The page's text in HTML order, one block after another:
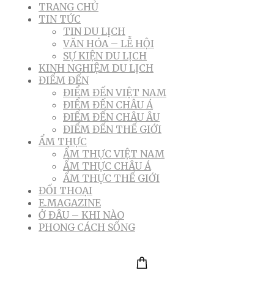
TRANG CHỦ
TIN TỨC
TIN DU LỊCH
VĂN HÓA – LỄ HỘI
SỰ KIỆN DU LỊCH
KINH NGHIỆM DU LỊCH
ĐIỂM ĐẾN
ĐIỂM ĐẾN VIỆT NAM
ĐIỂM ĐẾN CHÂU Á
ĐIỂM ĐẾN CHÂU ÂU
ĐIỂM ĐẾN THẾ GIỚI
ẨM THỰC
ẨM THỰC VIỆT NAM
ẨM THỰC CHÂU Á
ẨM THỰC THẾ GIỚI
ĐỐI THOẠI
E.MAGAZINE
Ở ĐÂU – KHI NÀO
PHONG CÁCH SỐNG